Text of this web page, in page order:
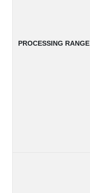
PROCESSING RANGE